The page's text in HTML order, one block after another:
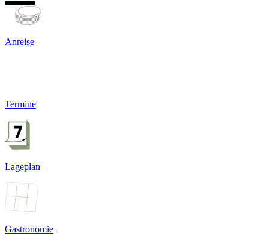
Anreise
Termine
Lageplan
Gastronomie